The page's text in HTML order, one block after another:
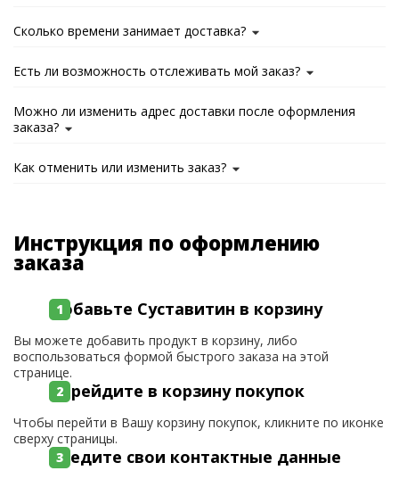
Сколько времени занимает доставка?
Есть ли возможность отслеживать мой заказ?
Можно ли изменить адрес доставки после оформления
заказа?
Как отменить или изменить заказ?
Инструкция по оформлению
заказа
Добавьте Суставитин в корзину
Вы можете добавить продукт в корзину, либо
воспользоваться формой быстрого заказа на этой
странице.
Перейдите в корзину покупок
Чтобы перейти в Вашу корзину покупок, кликните по иконке
сверху страницы.
Введите свои контактные данные